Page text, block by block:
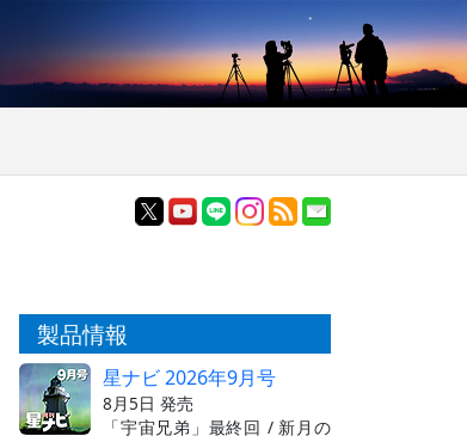
製品情報
星ナビ 2026年9月号
8月5日 発売
「宇宙兄弟」最終回 / 新月の